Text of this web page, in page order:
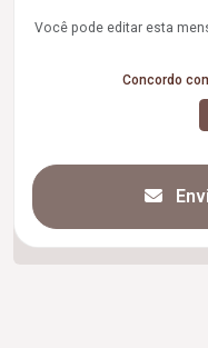
Você pode editar esta
Concordo